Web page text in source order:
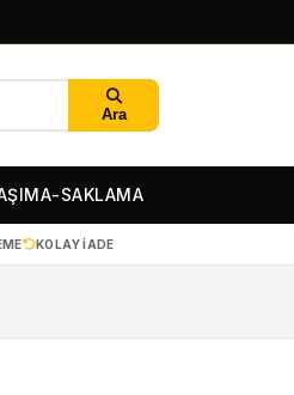
Ara
SAKLAMA
KOLAY IADE